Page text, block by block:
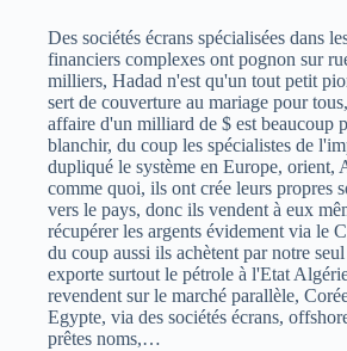
Des sociétés écrans spécialisées dans
financiers complexes ont pognon sur
milliers, Hadad n'est qu'un tout petit
sert de couverture au mariage pour
affaire d'un milliard de $ est beaucoup
blanchir, du coup les spécialistes de
dupliqué le système en Europe, orient,
comme quoi, ils ont crée leurs propres
vers le pays, donc ils vendent à eux
récupérer les argents évidement via le
du coup aussi ils achètent par notre
exporte surtout le pétrole à l'Etat
revendent sur le marché parallèle,
Egypte, via des sociétés écrans,
prêtes noms,…